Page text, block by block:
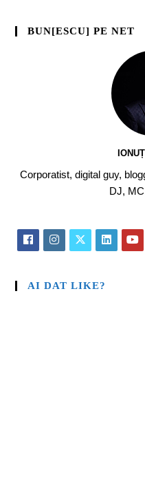
BUN[ESCU] PE NET
Corporatist, digital guy,
DJ,
AI DAT LIKE?